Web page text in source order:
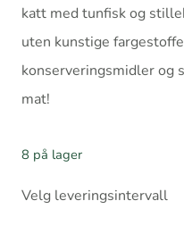
katt med tunfisk og
uten kunstige
konserveringsmidler og
mat!
8 på lager
Velg leveringsintervall